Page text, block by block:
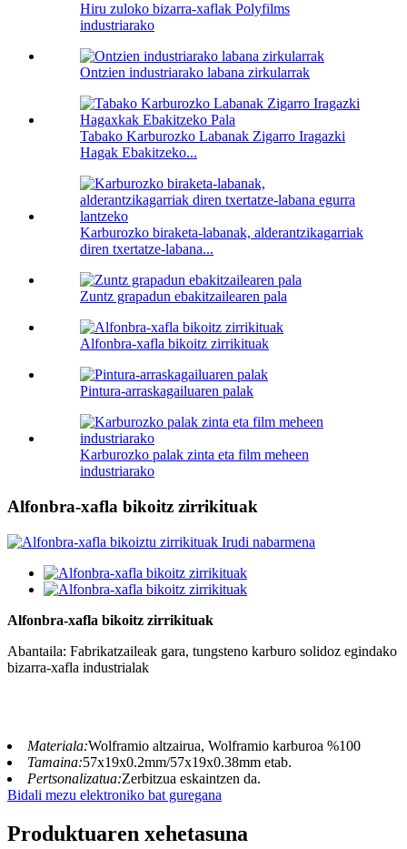
Hiru zuloko bizarra-xaflak Polyfilms
industriarako
Ontzien industriarako labana zirkularrak
Tabako Karburozko Labanak Zigarro Iragazki
Hagak Ebakitzeko...
Karburozko biraketa-labanak, alderantzikagarriak
diren txertatze-labana...
Zuntz grapadun ebakitzailearen pala
Alfonbra-xafla bikoitz zirrikituak
Pintura-arraskagailuaren palak
Karburozko palak zinta eta film meheen
industriarako
Alfonbra-xafla bikoitz zirrikituak
Alfonbra-xafla bikoitz zirrikituak
Abantaila: Fabrikatzaileak gara, tungsteno karburo solidoz egindako
bizarra-xafla industrialak
Materiala:Wolframio altzairua, Wolframio karburoa %100
Tamaina:57x19x0.2mm/57x19x0.38mm etab.
Pertsonalizatua:Zerbitzua eskaintzen da.
Bidali mezu elektroniko bat guregana
Produktuaren xehetasuna